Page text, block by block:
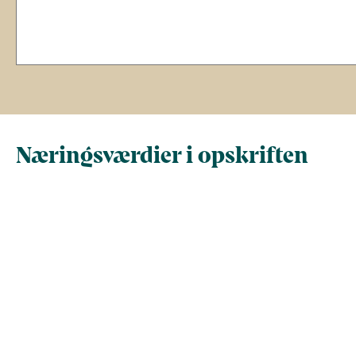
Næringsværdier i opskriften